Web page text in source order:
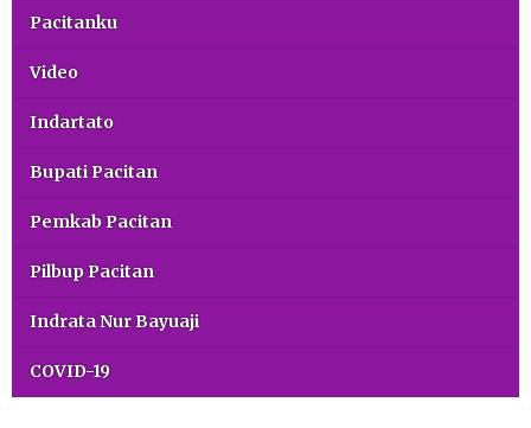
Pacitanku
Video
Indartato
Bupati Pacitan
Pemkab Pacitan
Pilbup Pacitan
Indrata Nur Bayuaji
COVID-19